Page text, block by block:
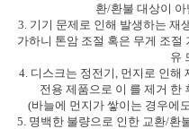
환/환불 대상이
3. 기기 문제로 인해 발생하는 재
가하니 톤암 조절 혹은 무게 조절
유
4. 디스크는 정전기, 먼지로 인해
전용 제품으로 이 를 제거 한
(바늘에 먼지가 쌓이는 경우에
5. 명백한 불량으로 인한 교환/환